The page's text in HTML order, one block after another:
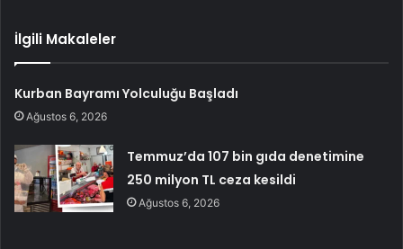
İlgili Makaleler
Kurban Bayramı Yolculuğu Başladı
Ağustos 6, 2026
Temmuz’da 107 bin gıda denetimine
250 milyon TL ceza kesildi
Ağustos 6, 2026